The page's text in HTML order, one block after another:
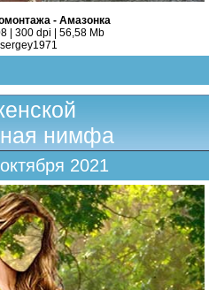
- Амазонка
| 300 dpi | 56,58 Mb
нимфа
2021